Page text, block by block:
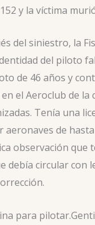
y la víctima
del siniestro, la
del piloto
de 46 años y
el Aeroclub de la
Tenía una
aeronaves de
observación que
debía circular con
para pilotar.